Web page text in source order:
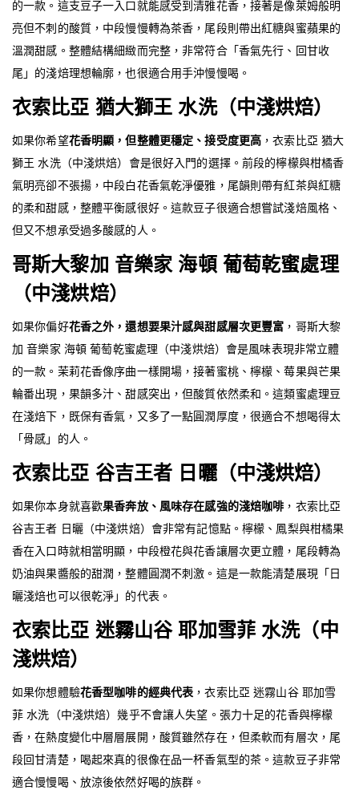
的一款。這支豆子一入口就能感受到清雅花香，接著是像萊姆般明
亮但不刺的酸質，中段慢慢轉為茶香，尾段則帶出紅糖與蜜蘋果的
溫潤甜感。整體結構細緻而完整，非常符合「香氣先行、回甘收
尾」的淺焙理想輪廓，也很適合用手沖慢慢喝。
衣索比亞 猶大獅王 水洗（中淺烘焙）
如果你希望花香明顯，但整體更穩定、接受度更高 ，衣索比亞 猶大
獅王 水洗（中淺烘焙）會是很好入門的選擇。前段的檸檬與柑橘香
氣明亮卻不張揚，中段白花香氣乾淨優雅，尾韻則帶有紅茶與紅糖
的柔和甜感，整體平衡感很好。這款豆子很適合想嘗試淺焙風格、
但又不想承受過多酸感的人。
哥斯大黎加 音樂家 海頓 葡萄乾蜜處理
（中淺烘焙）
如果你偏好花香之外，還想要果汁感與甜感層次更豐富 ，哥斯大黎
加 音樂家 海頓 葡萄乾蜜處理（中淺烘焙）會是風味表現非常立體
的一款。茉莉花香像序曲一樣開場，接著蜜桃、檸檬、莓果與芒果
輪番出現，果韻多汁、甜感突出，但酸質依然柔和。這類蜜處理豆
在淺焙下，既保有香氣，又多了一點圓潤厚度，很適合不想喝得太
「骨感」的人。
衣索比亞 谷吉王者 日曬（中淺烘焙）
如果你本身就喜歡果香奔放、風味存在感強的淺焙咖啡 ，衣索比亞
谷吉王者 日曬（中淺烘焙）會非常有記憶點。檸檬、鳳梨與柑橘果
香在入口時就相當明顯，中段橙花與花香讓層次更立體，尾段轉為
奶油與果醬般的甜潤，整體圓潤不刺激。這是一款能清楚展現「日
曬淺焙也可以很乾淨」的代表。
衣索比亞 迷霧山谷 耶加雪菲 水洗（中
淺烘焙）
如果你想體驗花香型咖啡的經典代表 ，衣索比亞 迷霧山谷 耶加雪
菲 水洗（中淺烘焙）幾乎不會讓人失望。張力十足的花香與檸檬
香，在熱度變化中層層展開，酸質雖然存在，但柔軟而有層次，尾
段回甘清楚，喝起來真的很像在品一杯香氣型的茶。這款豆子非常
適合慢慢喝、放涼後依然好喝的族群。